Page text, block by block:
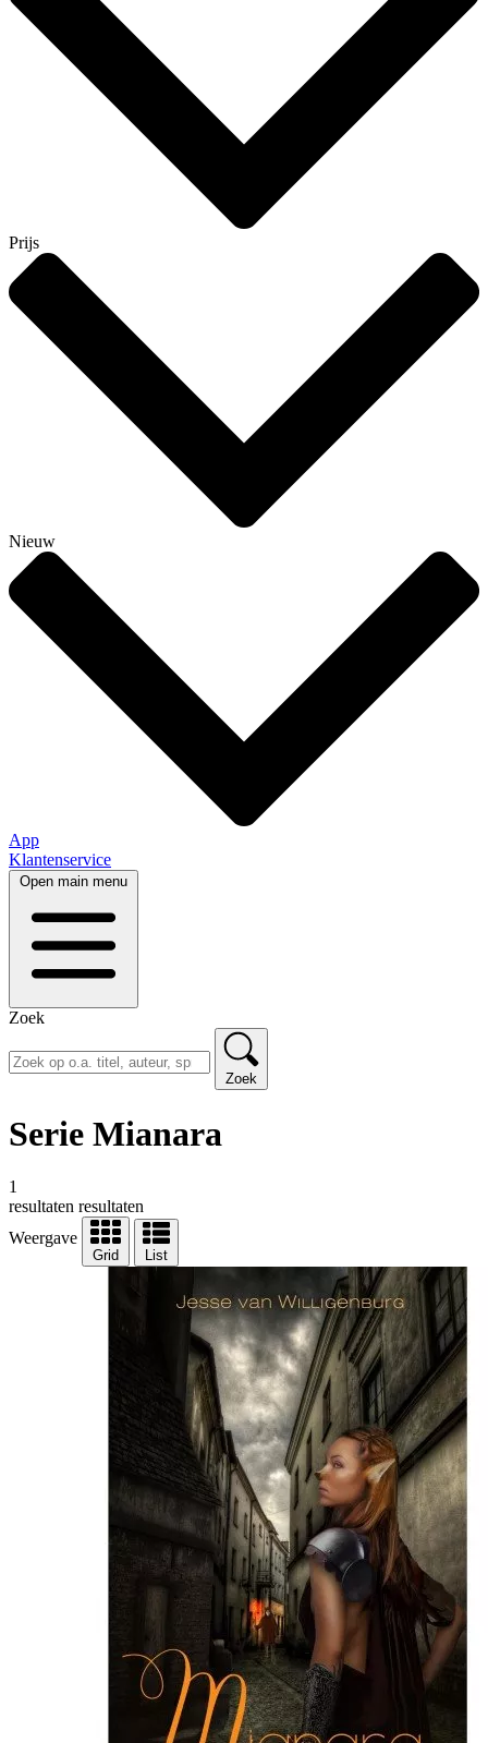
Prijs
Nieuw
App
Klantenservice
Open main menu
Zoek
Zoek
Serie Mianara
1
resultaten resultaten
Weergave
Grid List